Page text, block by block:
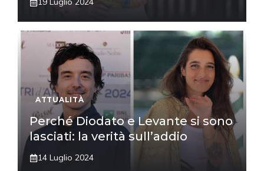
ATTUALITÀ
Perché Diodato e Levante si sono
lasciati: la verità sull’addio
14 Luglio 2024